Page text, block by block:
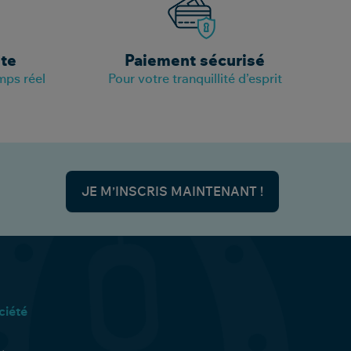
réel
Paiement sécurisé
Pour votre tranquillité d’esprit
JE M’INSCRIS MAINTENANT !